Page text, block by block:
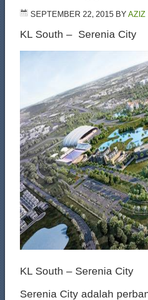
SEPTEMBER 22, 2015 BY AZIZ
KL South – Serenia City
KL South – Serenia City
Serenia City adalah